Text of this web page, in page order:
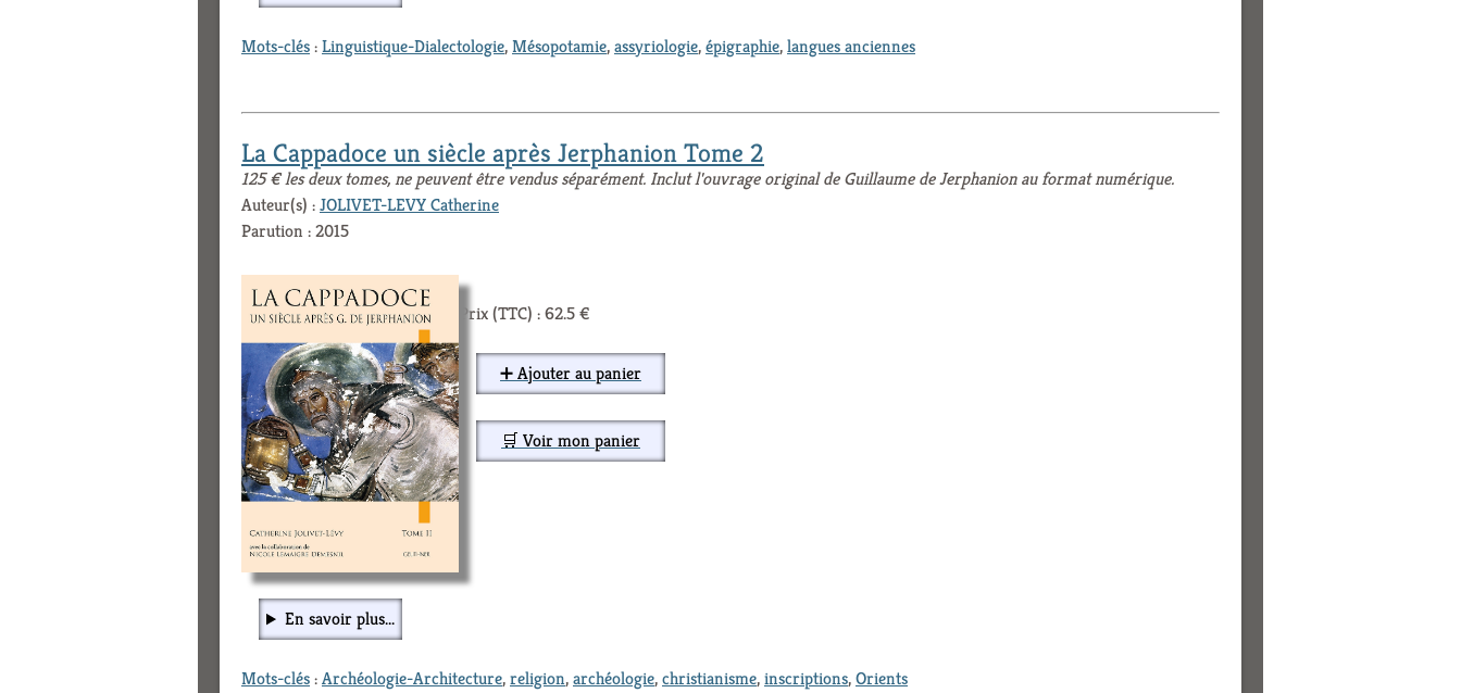
Mots-clés:Linguistique-Dialectologie,Mésopotamie,assyriologie,épigraphie,langues anciennes
La Cappadoce un siècle après Jerphanion Tome 2
125 € les deux tomes, ne peuvent être vendus séparément. Inclut l'ouvrage original de Guillaume de Jerphanion au format numérique.
Auteur(s) :JOLIVET-LEVY Catherine
Parution : 2015
Prix (TTC) : 62.5 €
➕ Ajouter au panier
🛒 Voir mon panier
En savoir plus...
Mots-clés:Archéologie-Architecture,religion,archéologie,christianisme,inscriptions,Orients